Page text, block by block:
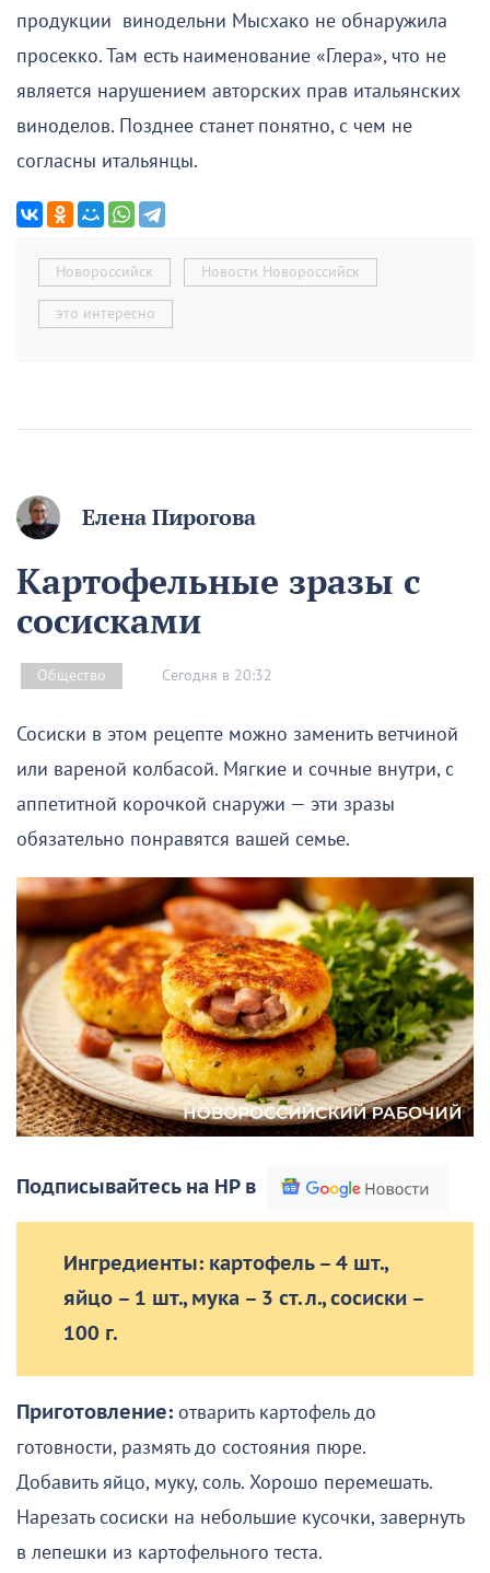
продукции винодельни Мысхако не обнаружила
просекко. Там есть наименование «Глера», что не
является нарушением авторских прав итальянских
виноделов. Позднее станет понятно, с чем не
согласны итальянцы.
Новороссийск Новости Новороссийск
это интересно
Елена Пирогова
Картофельные зразы с
сосисками
Общество Сегодня в 20:32
Сосиски в этом рецепте можно заменить ветчиной
или вареной колбасой. Мягкие и сочные внутри, с
аппетитной корочкой снаружи — эти зразы
обязательно понравятся вашей семье.
Подписывайтесь на НР в
Ингредиенты: картофель – 4 шт.,
яйцо – 1 шт., мука – 3 ст. л., сосиски –
100 г.
Приготовление: отварить картофель до
готовности, размять до состояния пюре.
Добавить яйцо, муку, соль. Хорошо перемешать.
Нарезать сосиски на небольшие кусочки, завернуть
в лепешки из картофельного теста.